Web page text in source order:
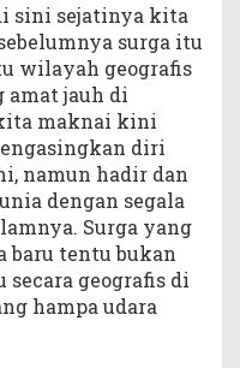
sini sejatinya kita
surga itu
wilayah geografis
jauh di
maknai kini
diri
namun hadir dan
dengan segala
Surga yang
baru tentu bukan
geografis di
hampa udara